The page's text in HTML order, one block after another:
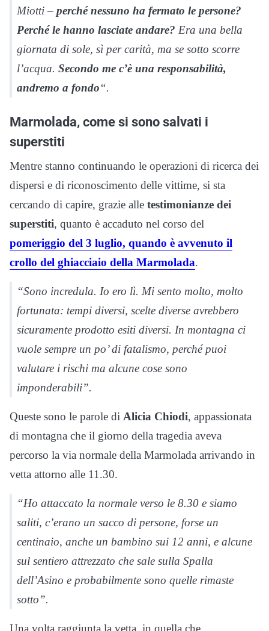
Miotti – perché nessuno ha fermato le persone?
Perché le hanno lasciate andare? Era una bella
giornata di sole, sì per carità, ma se sotto scorre
l’acqua. Secondo me c’è una responsabilità,
andremo a fondo“.
Marmolada, come si sono salvati i
superstiti
Mentre stanno continuando le operazioni di ricerca dei
dispersi e di riconoscimento delle vittime, si sta
cercando di capire, grazie alle testimonianze dei
superstiti, quanto è accaduto nel corso del
pomeriggio del 3 luglio, quando è avvenuto il
crollo del ghiacciaio della Marmolada.
“Sono incredula. Io ero lì. Mi sento molto, molto
fortunata: tempi diversi, scelte diverse avrebbero
sicuramente prodotto esiti diversi. In montagna ci
vuole sempre un po’ di fatalismo, perché puoi
valutare i rischi ma alcune cose sono
imponderabili”.
Queste sono le parole di Alicia Chiodi, appassionata
di montagna che il giorno della tragedia aveva
percorso la via normale della Marmolada arrivando in
vetta attorno alle 11.30.
“Ho attaccato la normale verso le 8.30 e siamo
saliti, c’erano un sacco di persone, forse un
centinaio, anche un bambino sui 12 anni, e alcune
sul sentiero attrezzato che sale sulla Spalla
dell’Asino e probabilmente sono quelle rimaste
sotto”.
Una volta raggiunta la vetta, in quella che